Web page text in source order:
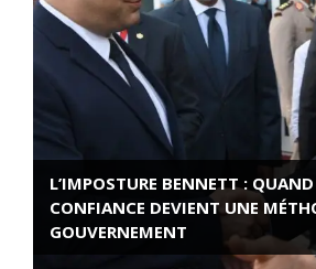
L’IMPOSTURE BENNETT :
CONFIANCE DEVIENT UNE
GOUVERNEMENT